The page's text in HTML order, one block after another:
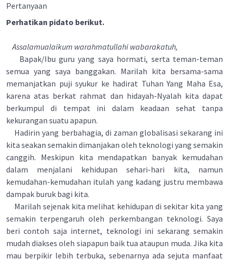
Pertanyaan
Perhatikan pidato berikut.
Assalamualaikum warahmatullahi wabarakatuh,
Bapak/Ibu guru yang saya hormati, serta teman-teman
semua yang saya banggakan. Marilah kita bersama-sama
memanjatkan puji syukur ke hadirat Tuhan Yang Maha Esa,
karena atas berkat rahmat dan hidayah-Nyalah kita dapat
berkumpul di tempat ini dalam keadaan sehat tanpa
kekurangan suatu apapun.
Hadirin yang berbahagia, di zaman globalisasi sekarang ini
kita seakan semakin dimanjakan oleh teknologi yang semakin
canggih. Meskipun kita mendapatkan banyak kemudahan
dalam menjalani kehidupan sehari-hari kita, namun
kemudahan-kemudahan itulah yang kadang justru membawa
dampak buruk bagi kita.
Marilah sejenak kita melihat kehidupan di sekitar kita yang
semakin terpengaruh oleh perkembangan teknologi. Saya
beri contoh saja internet, teknologi ini sekarang semakin
mudah diakses oleh siapapun baik tua ataupun muda. Jika kita
mau berpikir lebih terbuka, sebenarnya ada sejuta manfaat